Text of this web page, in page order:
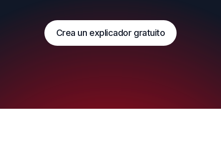
Crea un explicador gratuito